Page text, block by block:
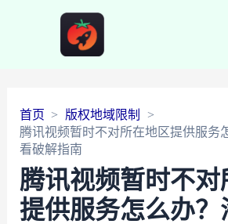
首页
版权地域限制
腾讯视频暂时不对所在地区提供服务
看破解指南
腾讯视频暂时不对
提供服务怎么办？